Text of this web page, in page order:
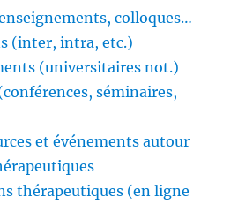
colloques…
(inter, intra, etc.)
(universitaires not.)
séminaires,
et événements autour
thérapeutiques (en ligne